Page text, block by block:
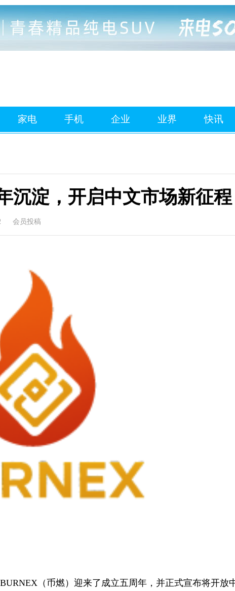
家电 手机 企业 业界 快讯
沉淀，开启中文市场新征程
会员投稿
（币燃）迎来了成立五周年，并正式宣布将开放